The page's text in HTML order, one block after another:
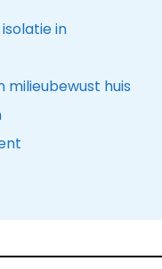
in
milieubewust huis